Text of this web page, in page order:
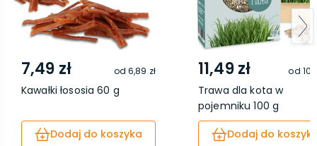
7,49 zł od6,89 zł
Kawałki łososia 60 g
Dodaj do koszyka
11,49 zł od
Trawa dla kota w
pojemniku 100 g
Dodaj do